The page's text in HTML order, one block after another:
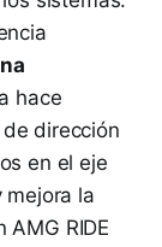
hace
dirección
en el eje
la
RIDE